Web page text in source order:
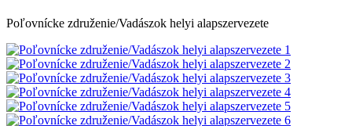
Poľovnícke združenie/Vadászok helyi alapszervezete